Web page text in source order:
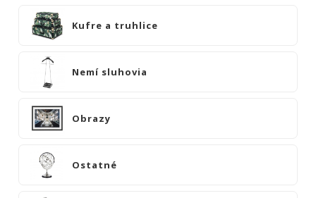
SVIETIDLÁ
ZRKADLÁ
EXTERIÉROVÝ
NÁBYTOK
VÔNE
Kufre a truhlice
Nemí sluhovia
Obrazy
Ostatné